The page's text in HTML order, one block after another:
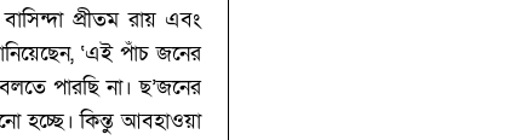
প্রীতম রায় এবং
‘এই পাঁচ জনের
পারছি না। ছ’জনের
হচ্ছে। কিন্তু আবহাওয়া